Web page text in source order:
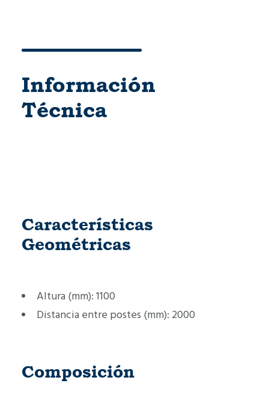
Información
Técnica
Características
Geométricas
Altura (mm): 1100
Distancia entre postes (mm): 2000
Composición